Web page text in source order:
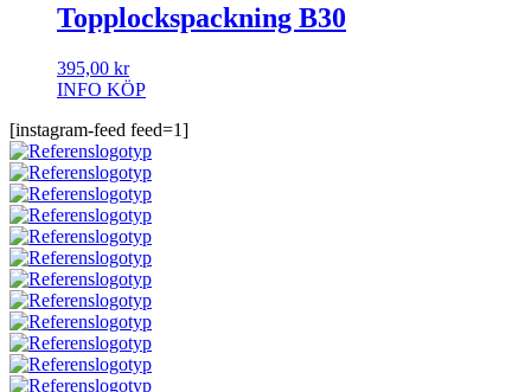
Topplockspackning B30
395,00 kr
INFO KÖP
[instagram-feed feed=1]